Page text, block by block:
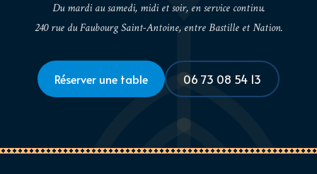
Du mardi au samedi, midi et soir, en service continu.
240 rue du Faubourg Saint-Antoine, entre Bastille et Nation.
Réserver une table 06 73 08 54 13